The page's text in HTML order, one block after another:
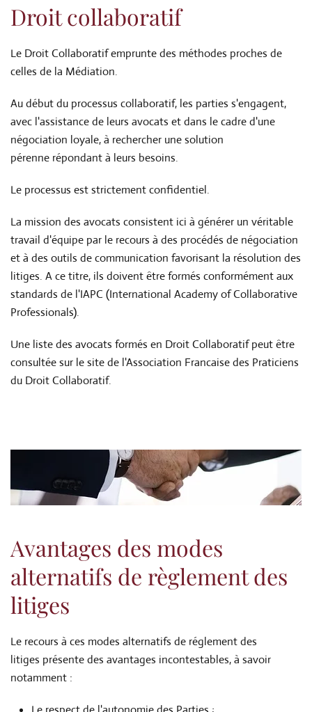
Droit collaboratif
Le Droit Collaboratif emprunte des méthodes proches de
celles de la Médiation.
Au début du processus collaboratif, les parties s'engagent,
avec l'assistance de leurs avocats et dans le cadre d'une
négociation loyale, à rechercher une solution
pérenne répondant à leurs besoins.
Le processus est strictement confidentiel.
La mission des avocats consistent ici à générer un véritable
travail d'équipe par le recours à des procédés de négociation
et à des outils de communication favorisant la résolution des
litiges. A ce titre, ils doivent être formés conformément aux
standards de l'IAPC (International Academy of Collaborative
Professionals).
Une liste des avocats formés en Droit Collaboratif peut être
consultée sur le site de l'Association Francaise des Praticiens
du Droit Collaboratif.
Avantages des modes
alternatifs de règlement des
litiges
Le recours à ces modes alternatifs de réglement des
litiges présente des avantages incontestables, à savoir
notamment :